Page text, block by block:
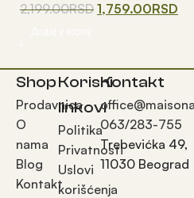
2,199.00RSD 1,759.00RSD
Shop
Prodavnica
O
nama
Blog
Kontakt
Korisni
linkovi
Politika
Privatnosti
Uslovi
korišćenja
Kontakt
063/283-755
Trebevićka 49,
11030 Beograd